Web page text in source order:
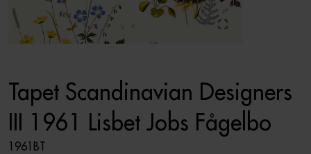
Tapet Scandinavian Designers
III 1961 Lisbet Jobs Fågelbo
1961BT